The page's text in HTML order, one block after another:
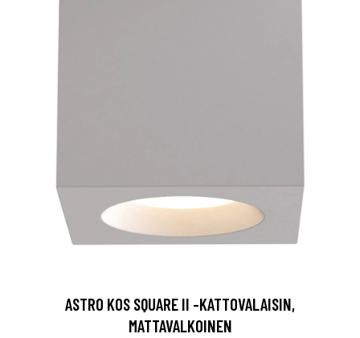
ASTRO KOS SQUARE II -KATTOVALAISIN,
MATTAVALKOINEN